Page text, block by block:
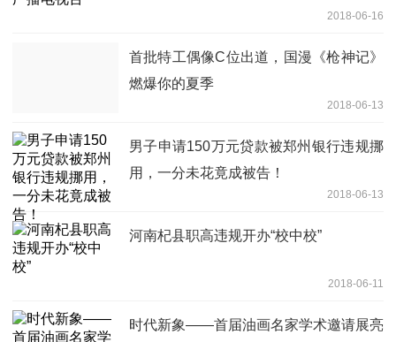
2018-06-16
首批特工偶像C位出道，国漫《枪神记》
燃爆你的夏季
2018-06-13
男子申请150万元贷款被郑州银行违规挪
用，一分未花竟成被告！
2018-06-13
河南杞县职高违规开办“校中校”
2018-06-11
时代新象——首届油画名家学术邀请展亮